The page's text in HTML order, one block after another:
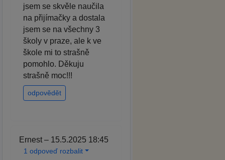
jsem se skvěle naučila
na přijímačky a dostala
jsem se na všechny 3
školy v praze, ale k ve
škole mi to strašně
pomohlo. Děkuju
strašně moc!!!
odpovědět
Ernest – 15.5.2025 18:45
1 odpoveď rozbalit